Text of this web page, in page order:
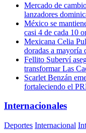
Mercado de
lanzadores
México se
casi 4 de cada 10
Mexicana Celia
doradas a mayoría
Fellito Suberví
transformar Las
Scarlet Benzán
fortaleciendo el
Internacionales
Deportes Internacional